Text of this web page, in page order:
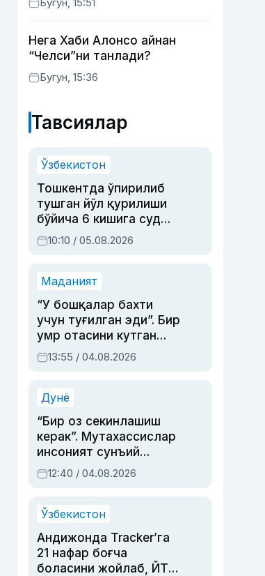
Нега Хаби Алонсо айнан
“Челси”ни танлади?
Бугун, 15:36
Тавсиялар
Ўзбекистон
Тошкентда ўпирилиб
тушган йўл қурилиши
бўйича 6 кишига суд
ҳукми ўқилди
10:10 / 05.08.2026
Маданият
“У бошқалар бахти
учун туғилган эди”. Бир
умр отасини кутган
актриса ва дубльяж
устаси Римма
синовларга тўла ҳаёти
13:55 / 04.08.2026
Дунё
“Бир оз секинлашиш
керак”. Мутахассислар
инсоният сунъий
интеллектни бошқара
олмай қолишидан
12:40 / 04.08.2026
Ўзбекистон
Андижонда Tracker’га
21 нафар боғча
боласини жойлаб, ЙТҲ